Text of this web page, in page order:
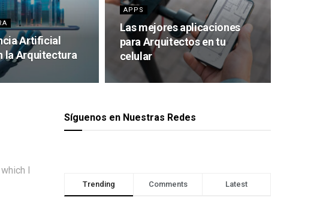
Artificial
la Arquitectura
APPS
Las mejores aplicaciones
para Arquitectos en tu
celular
I
Síguenos en Nuestras Redes
Trending Comments Latest